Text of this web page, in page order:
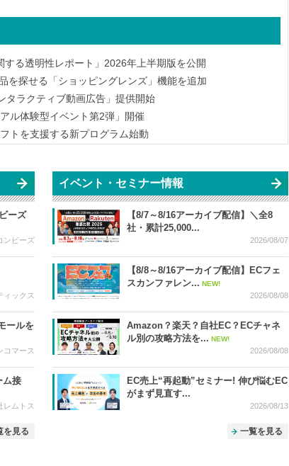
る透明性レポート」2026年上半期版を公開
を探せる「ショッピングレンズ」機能を追加
タラクティブ動画広告」提供開始
ル体験型イベント第2弾」開催
トを支援する新プログラム始動
ーズ
ンビーズ
ィックス
ールを
コマース
ム接
レムトス
を見る
イベント・セミナー情報
【8/7～8/16アーカイブ配信】＼全8
社・累計25,000...
2026/08/07
【8/8～8/16アーカイブ配信】ECフェ
スカンファレン... NEW!
2026/08/08
Amazon？楽天？自社EC？ECチャネ
ル別の攻略方法を... NEW!
2026/08/08
EC売上“再起動”セミナー! 伸び悩むEC
がまず見直す...
2026/08/13
一覧を見る